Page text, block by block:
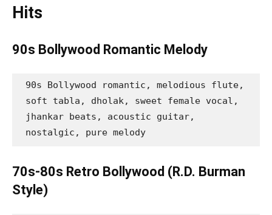
Hits
90s Bollywood Romantic Melody
90s Bollywood romantic, melodious flute,
soft tabla, dholak, sweet female vocal,
jhankar beats, acoustic guitar,
nostalgic, pure melody
70s-80s Retro Bollywood (R.D. Burman
Style)